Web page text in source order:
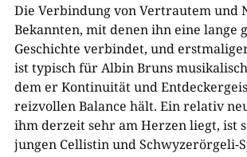
Die Verbindung von Vertrautem und
Bekannten, mit denen ihn eine lange
Geschichte verbindet, und
ist typisch für Albin Bruns
dem er Kontinuität und
reizvollen Balance hält. Ein relativ
ihm derzeit sehr am Herzen liegt, ist
jungen Cellistin und Schwyzerörgeli-